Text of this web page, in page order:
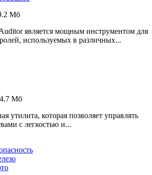
Мб
является мощным инструментом для
используемых в различных...
Мб
утилита, которая позволяет управлять
с легкостью и...